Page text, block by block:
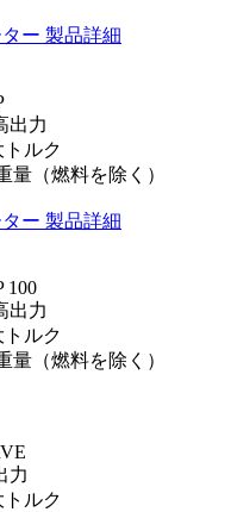
ー 製品詳細
出力
トルク
量（燃料を除く）
ー 製品詳細
100
出力
トルク
量（燃料を除く）
力
トルク